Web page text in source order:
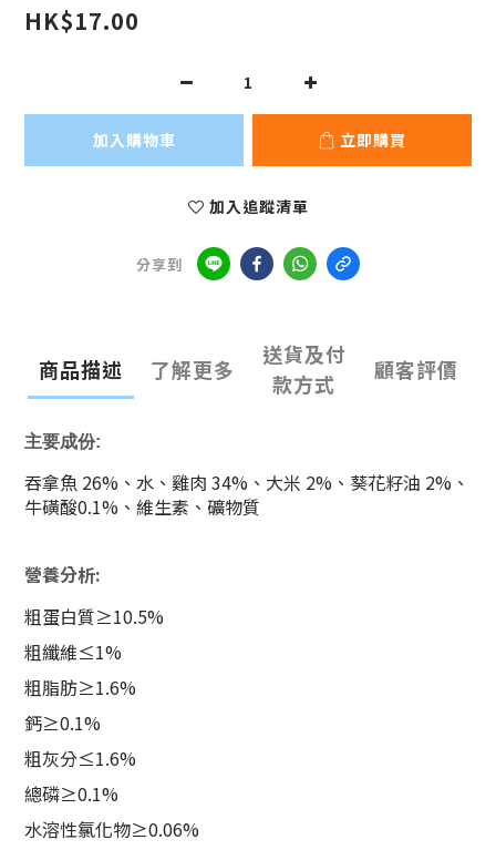
HK$17.00
加入購物車 立即購買
加入追蹤清單
分享到
商品描述 了解更多
送貨及付
款方式
顧客評價
主要成份:
吞拿魚 26% 、水、雞肉 34%、大米 2%、 葵花籽油 2% 、
牛磺酸0.1% 、維生素、礦物質
營養分析:
粗蛋白質≥10.5%
粗纖維≤1%
粗脂肪≥1.6%
鈣≥0.1%
粗灰分≤1.6%
總磷≥0.1%
水溶性氯化物≥0.06%